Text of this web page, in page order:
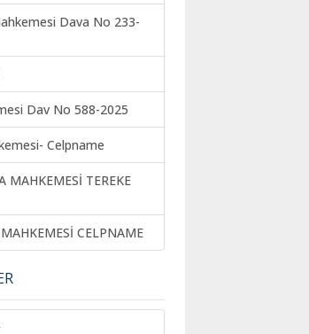
Dava No 233-
Dav No 588-2025
Celpname
MAHKEMESİ TEREKE
CELPNAME